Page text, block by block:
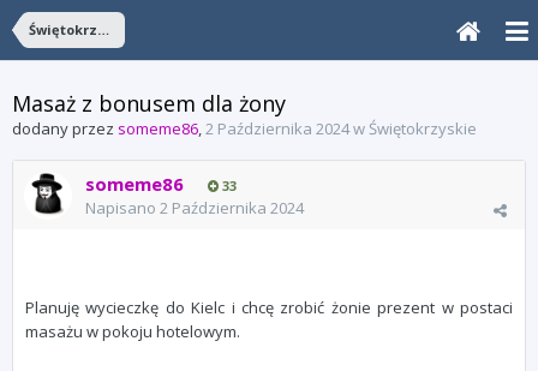
Świętokrzyskie
Masaż z bonusem dla żony
dodany przez someme86,2 Października 2024wŚwiętokrzyskie
someme86 33
Napisano 2 Października 2024
Planuję wycieczkę do Kielc i chcę zrobić żonie prezent w postaci
masażu w pokoju hotelowym.